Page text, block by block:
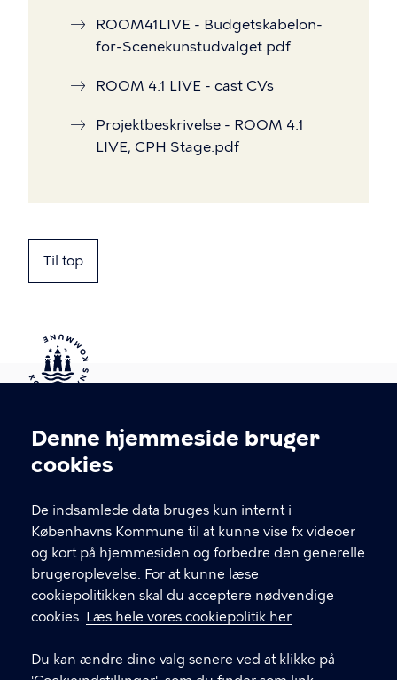
Cookieindstillinger
Denne hjemmeside bruger
cookies
De indsamlede data bruges kun internt i
Københavns Kommune til at kunne vise fx videoer
og kort på hjemmesiden og forbedre den generelle
brugeroplevelse. For at kunne læse
cookiepolitikken skal du acceptere nødvendige
cookies. Læs hele vores cookiepolitik her
Du kan ændre dine valg senere ved at klikke på
ROOM41LIVE - Budgetskabelon-
for-Scenekunstudvalget.pdf
ROOM 4.1 LIVE - cast CVs
Projektbeskrivelse - ROOM 4.1
LIVE, CPH Stage.pdf
Til top
Kontakt Københavns Kommune
T
fFind andre kontakter her
CVR-nummer64942212
GENVEJE
Digital Post